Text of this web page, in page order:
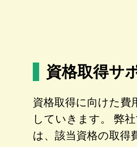
資格取得サ
資格取得に向けた費
していきます。 弊
は、該当資格の取得